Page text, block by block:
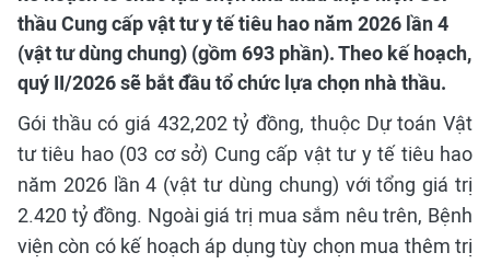
thầu Cung cấp vật tư y tế tiêu hao năm 2026 lần 4
(vật tư dùng chung) (gồm 693 phần). Theo kế hoạch,
quý II/2026 sẽ bắt đầu tổ chức lựa chọn nhà thầu.
Gói thầu có giá 432,202 tỷ đồng, thuộc Dự toán Vật
tư tiêu hao (03 cơ sở) Cung cấp vật tư y tế tiêu hao
năm 2026 lần 4 (vật tư dùng chung) với tổng giá trị
2.420 tỷ đồng. Ngoài giá trị mua sắm nêu trên, Bệnh
viện còn có kế hoạch áp dụng tùy chọn mua thêm trị